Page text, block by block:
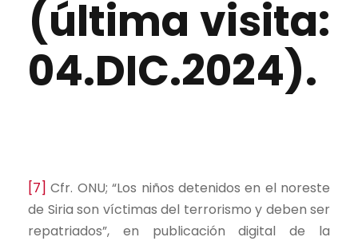
(última visita:
04.DIC.2024).
[7] Cfr. ONU; “Los niños detenidos en el noreste
de Siria son víctimas del terrorismo y deben ser
repatriados”, en publicación digital de la